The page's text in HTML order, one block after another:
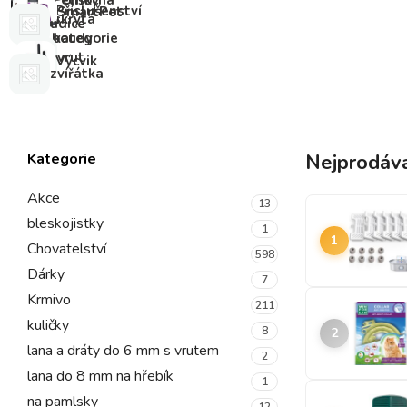
a
boudy
skrytá
kategorie
Příslušenství
SmartPet
udice
vrut
Výcvik
zvířátka
Kategorie
Akce
13
bleskojistky 1
Chovatelství 598
Dárky 7
Krmivo 211
kuličky 8
lana a dráty do 6 mm s vrutem 2
lana do 8 mm na hřebík 1
na pamlsky
1
2